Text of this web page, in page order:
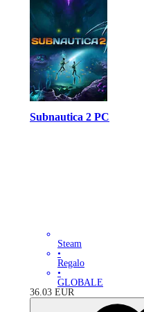
Subnautica 2 PC
Steam
•
Regalo
•
GLOBALE
36.03 EUR